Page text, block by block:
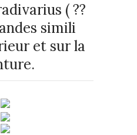
( ??
simili
et sur la